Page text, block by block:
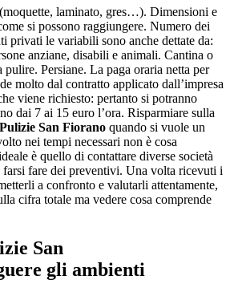
laminato, gres…). Dimensioni e
si possono raggiungere. Numero dei
privati le variabili sono anche dettate da:
anziane, disabili e animali. Cantina o
pulire. Persiane. La paga oraria netta per
molto dal contratto applicato dall’impresa
viene richiesto: pertanto si potranno
dai 7 ai 15 euro l’ora. Risparmiare sulla
San Fiorano quando si vuole un
nei tempi necessari non è cosa
è quello di contattare diverse società
fare dei preventivi. Una volta ricevuti i
a confronto e valutarli attentamente,
cifra totale ma vedere cosa comprende
San
gli ambienti